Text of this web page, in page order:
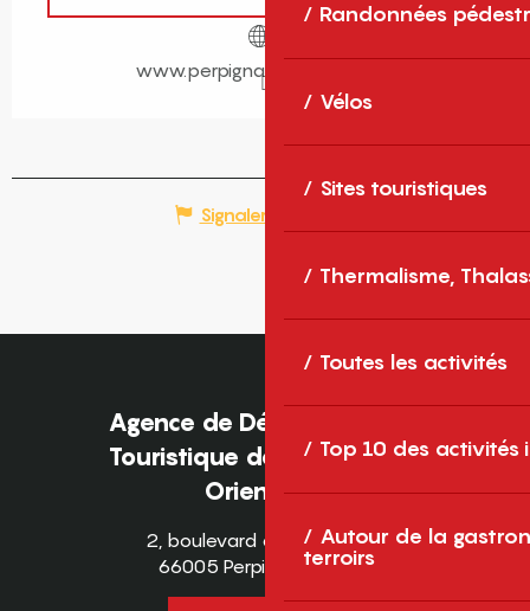
Randonnées
Vélos
Sites touristiques
Thermalisme,
Toutes les activités
Top 10 des activités
Autour de la
terroirs
www.perpignantourisme.com
Signaler une erreur
Agence de Développement
Touristique des Pyrénées-
Orientales
2, boulevard des Pyrénées
66005 Perpignan Cedex